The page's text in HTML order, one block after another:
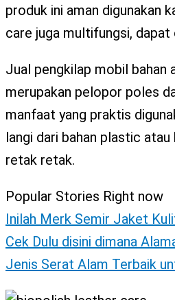
produk ini aman digunakan
care juga multifungsi, dapat
Jual pengkilap mobil bahan
merupakan pelopor poles
manfaat yang praktis
langi dari bahan plastic
retak retak.
Popular Stories Right now
Inilah Merk Semir Jaket
Cek Dulu disini dimana
Jenis Serat Alam Terbaik